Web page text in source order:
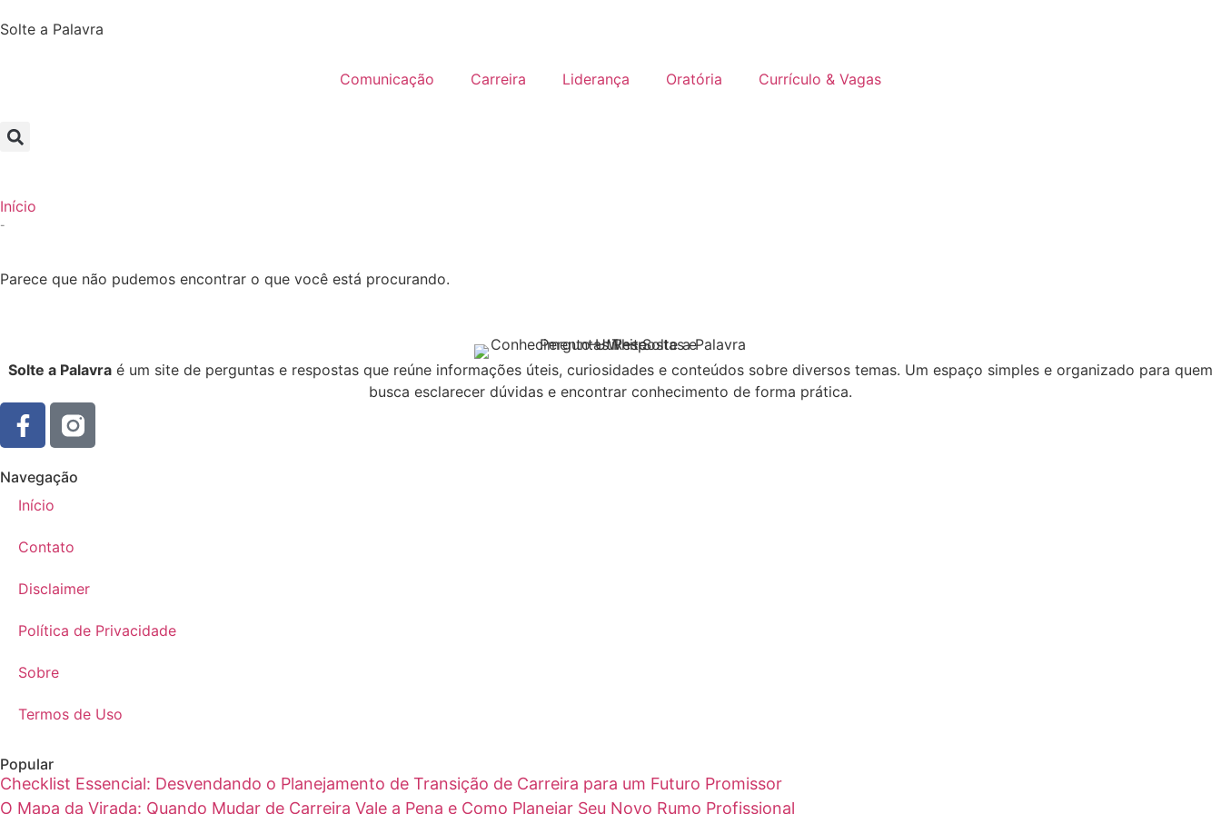
Solte a Palavra
Comunicação Carreira Liderança Oratória Currículo & Vagas
Início
-
Parece que não pudemos encontrar o que você está procurando.
Solte a Palavra é um site de perguntas e respostas que reúne informações úteis, curiosidades e conteúdos sobre diversos temas. Um espaço simples e organizado para quem
busca esclarecer dúvidas e encontrar conhecimento de forma prática.
Navegação
Início
Contato
Disclaimer
Política de Privacidade
Sobre
Termos de Uso
Popular
Checklist Essencial: Desvendando o Planejamento de Transição de Carreira para um Futuro Promissor
O Mapa da Virada: Quando Mudar de Carreira Vale a Pena e Como Planejar Seu Novo Rumo Profissional